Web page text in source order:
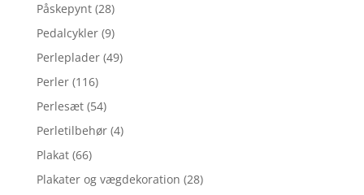
Påskepynt (28)
Pedalcykler (9)
Perleplader (49)
Perler (116)
Perlesæt (54)
Perletilbehør (4)
Plakat (66)
Plakater og vægdekoration (28)